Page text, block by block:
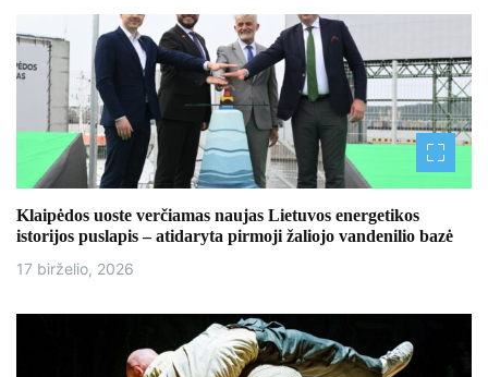
Klaipėdos uoste verčiamas naujas Lietuvos energetikos
istorijos puslapis – atidaryta pirmoji žaliojo vandenilio bazė
17 birželio, 2026